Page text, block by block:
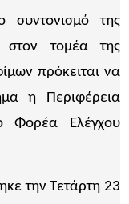
συντονισμό της
στον τομέα της
πρόκειται να
η Περιφέρεια
Φορέα Ελέγχου
την Τετάρτη 23